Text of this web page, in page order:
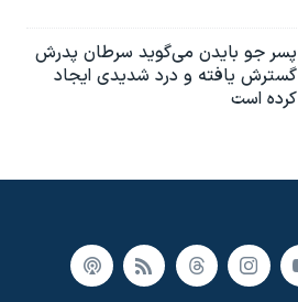
پسر جو بایدن می‌گوید سرطان پدرش
گسترش یافته و درد شدیدی ایجاد
کرده است